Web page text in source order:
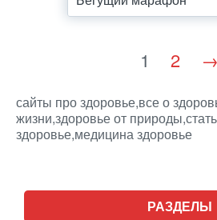
сайты про здоровье,все о
жизни,здоровье от
здоровье,медицина здоровье
1 2 →
РАЗДЕЛЫ